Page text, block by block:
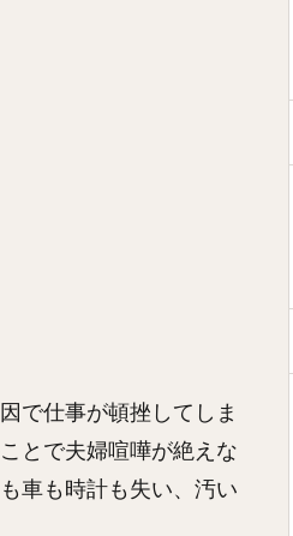
で仕事が頓挫してしま
とで夫婦喧嘩が絶えな
車も時計も失い、汚い